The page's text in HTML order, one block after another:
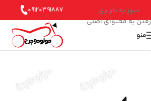
عبور به ناوبری
رفتن به محتوای اصلی
09120391887
منو